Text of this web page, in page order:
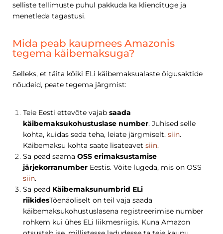
selliste tellimuste puhul pakkuda ka kliendituge ja
menetleda tagastusi.
Mida peab kaupmees Amazonis
tegema käibemaksuga?
Selleks, et täita kõiki ELi käibemaksualaste õigusaktide
nõudeid, peate tegema järgmist:
Teie Eesti ettevõte vajab saada
käibemaksukohustuslase number. Juhised selle
kohta, kuidas seda teha, leiate järgmiselt. siin.
Käibemaksu kohta saate lisateavet siin.
Sa pead saama OSS erimaksustamise
järjekorranumber Eestis. Võite lugeda, mis on OSS
siin.
Sa pead Käibemaksunumbrid ELi
riikidesTõenäoliselt on teil vaja saada
käibemaksukohustuslasena registreerimise number
rohkem kui ühes ELi liikmesriigis. Kuna Amazon